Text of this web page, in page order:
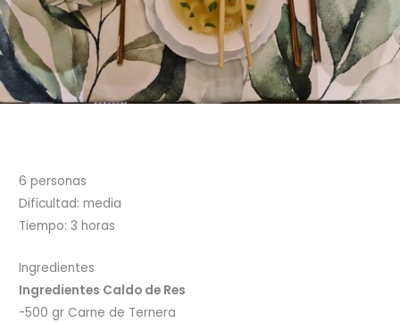
6 personas
Dificultad: media
Tiempo: 3 horas
Ingredientes
Ingredientes Caldo de Res
-500 gr Carne de Ternera